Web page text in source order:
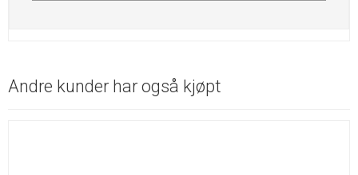
Andre kunder har også kjøpt